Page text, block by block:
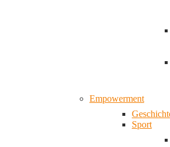
Empowerment
Sport